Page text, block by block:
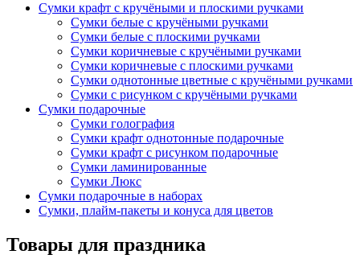
Сумки крафт с кручёными и плоскими ручками
Сумки белые с кручёными ручками
Сумки белые с плоскими ручками
Сумки коричневые с кручёными ручками
Сумки коричневые с плоскими ручками
Сумки однотонные цветные с кручёными ручками
Сумки с рисунком с кручёными ручками
Сумки подарочные
Сумки голография
Сумки крафт однотонные подарочные
Сумки крафт с рисунком подарочные
Сумки ламинированные
Сумки Люкс
Сумки подарочные в наборах
Сумки, плайм-пакеты и конуса для цветов
Товары для праздника